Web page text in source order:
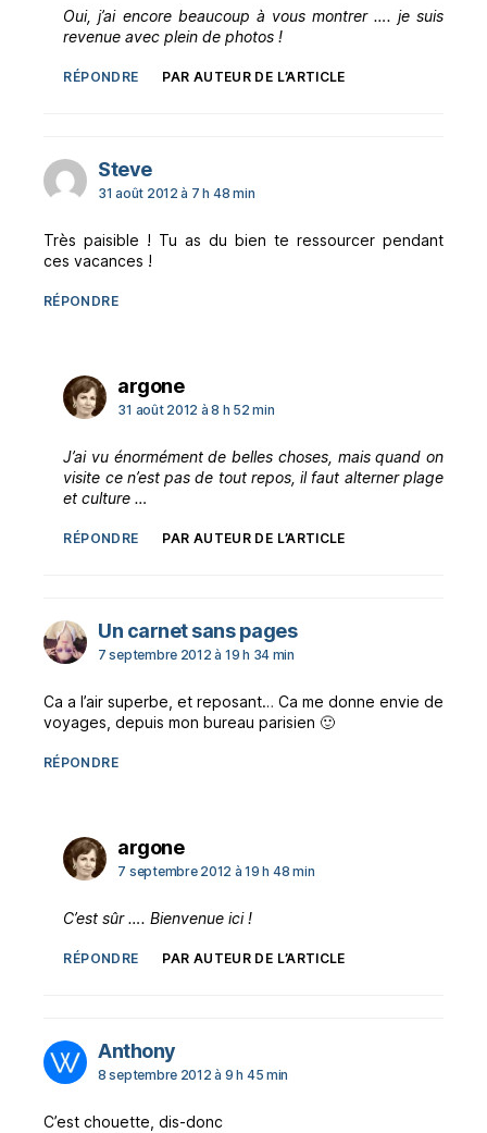
Oui, j’ai encore beaucoup à vous montrer …. je suis
revenue avec plein de photos !
RÉPONDRE PAR AUTEUR DE L’ARTICLE
Stevedit :
31 août 2012 à 7 h 48 min
Très paisible ! Tu as du bien te ressourcer pendant
ces vacances !
RÉPONDRE
argonedit :
31 août 2012 à 8 h 52 min
J’ai vu énormément de belles choses, mais quand on
visite ce n’est pas de tout repos, il faut alterner plage
et culture …
RÉPONDRE PAR AUTEUR DE L’ARTICLE
Un carnet sans pagesdit :
7 septembre 2012 à 19 h 34 min
Ca a l’air superbe, et reposant… Ca me donne envie de
voyages, depuis mon bureau parisien 🙂
RÉPONDRE
argonedit :
7 septembre 2012 à 19 h 48 min
C’est sûr …. Bienvenue ici !
RÉPONDRE PAR AUTEUR DE L’ARTICLE
Anthonydit :
8 septembre 2012 à 9 h 45 min
C’est chouette, dis-donc